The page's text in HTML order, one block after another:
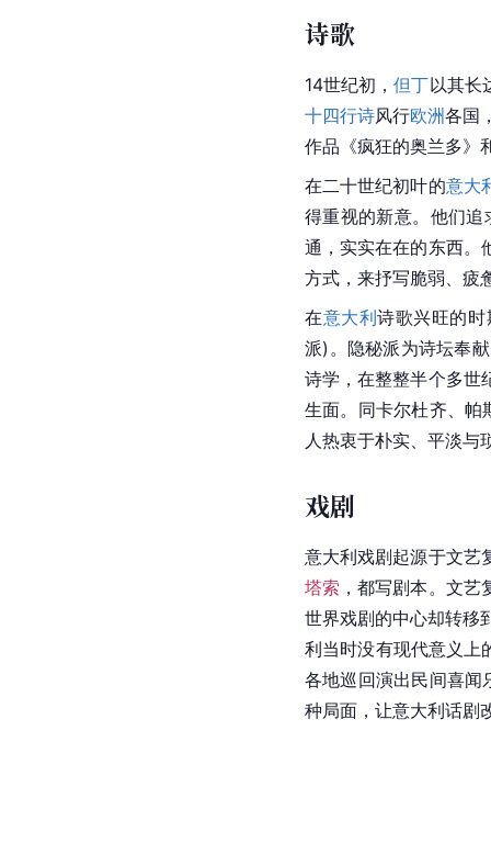
诗歌
14世纪初，但丁以其长
十四行诗风行欧洲各国
作品《疯狂的奥兰多》
在二十世纪初叶的意大
得重视的新意。他们
通，实实在在的东西。
方式，来抒写脆弱、疲
在意大利诗歌兴旺的
派)。隐秘派为诗坛奉
诗学，在整整半个多世
生面。同卡尔杜齐、帕
人热衷于朴实、平淡与
戏剧
意大利戏剧起源于文艺
塔索 ，都写剧本。文
世界戏剧的中心却转移
利当时没有现代意义上
各地巡回演出民间喜闻
种局面，让意大利话剧